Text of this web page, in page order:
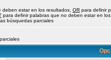
estar en los resultados, OR para definir
para definir palabras que no deben estar en los
búsquedas parciales